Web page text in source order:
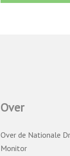
Over
Over de Nationale
Monitor